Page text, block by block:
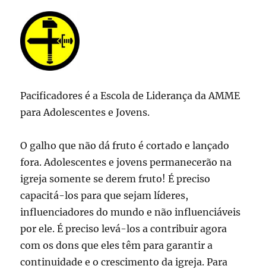
Pacificadores é a Escola de Liderança da AMME
para Adolescentes e Jovens.
O galho que não dá fruto é cortado e lançado
fora. Adolescentes e jovens permanecerão na
igreja somente se derem fruto! É preciso
capacitá-los para que sejam líderes,
influenciadores do mundo e não influenciáveis
por ele. É preciso levá-los a contribuir agora
com os dons que eles têm para garantir a
continuidade e o crescimento da igreja. Para